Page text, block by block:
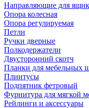
Направляющие для
Опора колесная
Опора регулируемая
Петли
Ручки дверные
Полкодержатели
Двусторонний скотч
Планки для мебельных
Плинтусы
Подпятник фетровый
Фурнитура для мягкой
Рейлинги и аксессуары